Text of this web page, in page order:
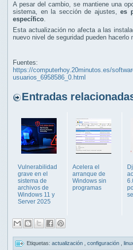
A pesar del cambio, se mantiene una
sistema, en la sección de ajustes,es
específico.
Esta actualización no afecta a las
nuevo nivel de seguridad pueden
Fuentes:
https://computerhoy.20minutos.es/
usuarios_6958586_0.html
Entradas
Vulnerabilidad
grave en el
sistema de
archivos de
Windows 11 y
Server 2025
Acelera el
arranque de
Windows sin
programas
Etiquetas: actualización configuración